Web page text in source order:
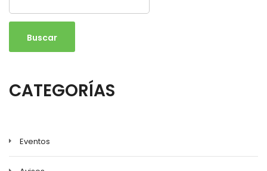
CATEGORÍAS
Eventos